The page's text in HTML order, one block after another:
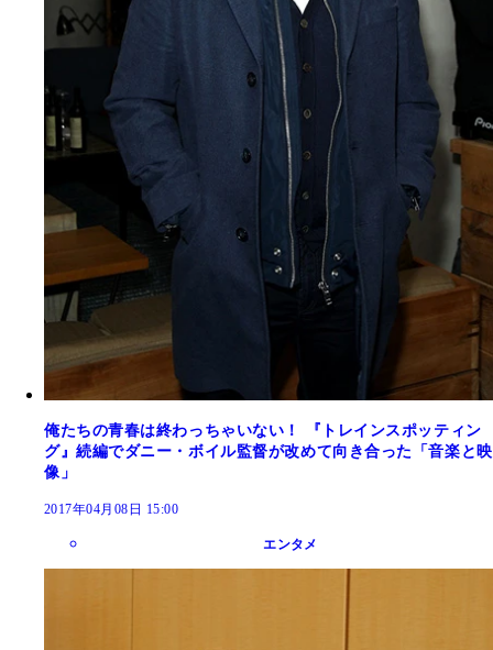
俺たちの青春は終わっちゃいない！ 『トレインスポッティン
グ』続編でダニー・ボイル監督が改めて向き合った「音楽と映
像」
2017年04月08日 15:00
エンタメ